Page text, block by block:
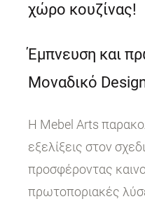
χώρο κουζίνας!
Έμπνευση και
Μοναδικό
Η Mebel Arts
εξελίξεις στον
προσφέροντας
πρωτοποριακές